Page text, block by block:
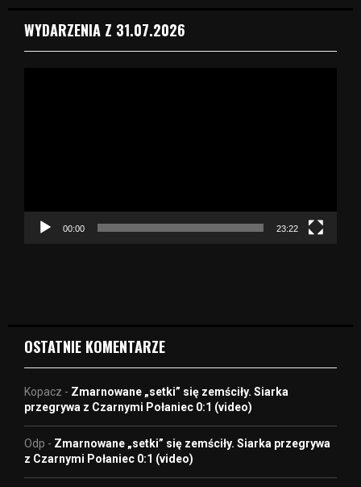
WYDARZENIA Z 31.07.2026
c
00:00 23:22
OSTATNIE KOMENTARZE
Kopacz - Zmarnowane „setki” się zemściły. Siarka
przegrywa z Czarnymi Połaniec 0:1 (video)
Odp - Zmarnowane „setki” się zemściły. Siarka przegrywa
z Czarnymi Połaniec 0:1 (video)